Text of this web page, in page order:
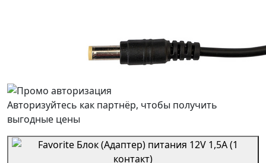
Авторизуйтесь как партнёр, чтобы получить
выгодные цены